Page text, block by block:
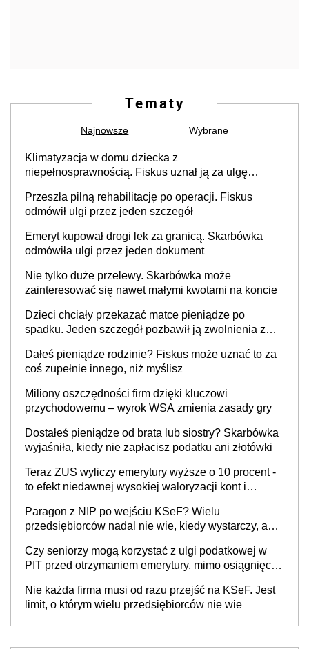
Tematy
Najnowsze Wybrane
Klimatyzacja w domu dziecka z
niepełnosprawnością. Fiskus uznał ją za ulgę
Przeszła pilną rehabilitację po operacji. Fiskus
odmówił ulgi przez jeden szczegół
Emeryt kupował drogi lek za granicą. Skarbówka
odmówiła ulgi przez jeden dokument
Nie tylko duże przelewy. Skarbówka może
zainteresować się nawet małymi kwotami na koncie
Dzieci chciały przekazać matce pieniądze po
spadku. Jeden szczegół pozbawił ją zwolnienia z
Dałeś pieniądze rodzinie? Fiskus może uznać to za
coś zupełnie innego, niż myślisz
Miliony oszczędności firm dzięki kluczowi
przychodowemu – wyrok WSA zmienia zasady gry
Dostałeś pieniądze od brata lub siostry? Skarbówka
wyjaśniła, kiedy nie zapłacisz podatku ani złotówki
Teraz ZUS wyliczy emerytury wyższe o 10 procent -
to efekt niedawnej wysokiej waloryzacji kont i
Paragon z NIP po wejściu KSeF? Wielu
przedsiębiorców nadal nie wie, kiedy wystarczy, a
Czy seniorzy mogą korzystać z ulgi podatkowej w
PIT przed otrzymaniem emerytury, mimo osiągnięcia
Nie każda firma musi od razu przejść na KSeF. Jest
limit, o którym wielu przedsiębiorców nie wie